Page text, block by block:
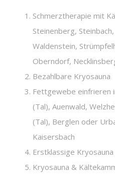
Schmerztherapie mit
Steinenberg,
Waldenstein,
Oberndorf,
Bezahlbare Kryosauna
Fettgewebe einfrieren
(Tal), Auenwald,
(Tal), Berglen oder
Kaisersbach
Erstklassige
Kryosauna &